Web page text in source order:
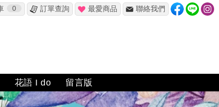
0 訂單查詢 最愛商品 聯絡我們
花語 I do 留言版